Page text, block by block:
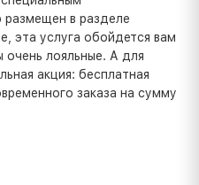
размещен в разделе
эта услуга обойдется вам
очень лояльные. А для
акция: бесплатная
заказа на сумму